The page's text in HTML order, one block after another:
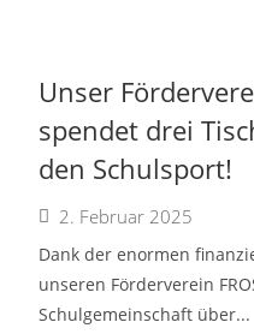
Unser
spendet drei
den Schulsport!
2. Februar 2025
Dank der enormen
unseren Förderverein
Schulgemeinschaft über...